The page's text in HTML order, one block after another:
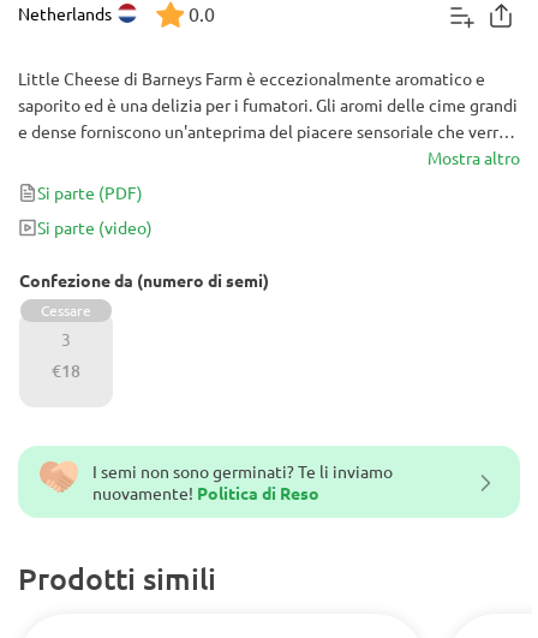
Netherlands 0.0
I semi non sono germinati? Te li inviamo
nuovamente! Politica di Reso
Prodotti simili
Little Cheese di Barneys Farm è eccezionalmente aromatico e
saporito ed è una delizia per i fumatori. Gli aromi delle cime grandi
e dense forniscono un'anteprima del piacere sensoriale che verrà,
invitando fragranze floreali meravigliosamente bilanciate da note
pungenti e muschiate.
Mostra altro
Si parte (PDF)
Si parte (video)
Confezione da (numero di semi)
3
Cessare
€18